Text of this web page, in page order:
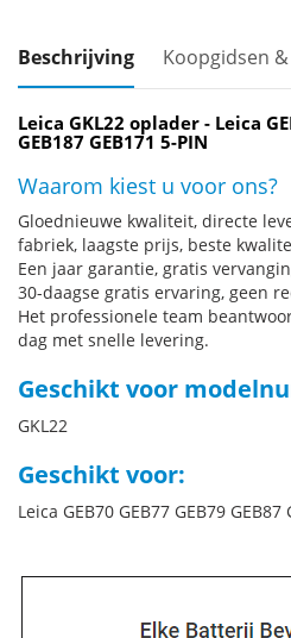
Beschrijving Koopgidsen
Leica GKL22 oplader - Leica
GEB187 GEB171 5-PIN
Waarom kiest u voor ons?
Gloednieuwe kwaliteit, directe
fabriek, laagste prijs, beste
Een jaar garantie, gratis
30-daagse gratis ervaring, geen
Het professionele team
dag met snelle levering.
Geschikt voor
GKL22
Geschikt voor:
Leica GEB70 GEB77 GEB79 GEB87